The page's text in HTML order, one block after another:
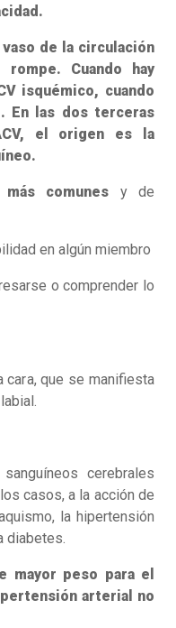
de la circulación
rompe.
Cuando hay
isquémico, cuando
En las dos terceras
el origen es la
comunes y de
en algún miembro
o comprender lo
que se manifiesta
cerebrales
casos, a la acción de
la hipertensión
diabetes.
mayor peso para el
arterial no